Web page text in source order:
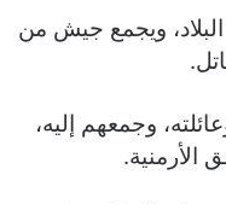
ويجمع جيش من
وجمعهم إليه،
الأرمنية.